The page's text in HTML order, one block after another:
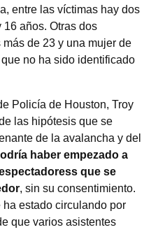
entre las víctimas hay dos
16 años. Otras dos
de 23 y una mujer de
no ha sido identificado
Policía de Houston, Troy
las hipótesis que se
de la avalancha y del
haber empezado a
que se
, sin su consentimiento.
estado circulando por
que varios asistentes